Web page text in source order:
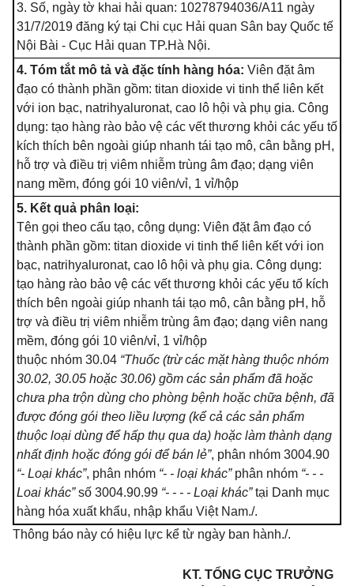
3. Số, ngày tờ khai hải quan: 10278794036/A11 ngày
31/7/2019 đăng ký tại Chi cục Hải quan Sân bay Quốc tế
Nội Bài - Cục Hải quan TP.Hà Nội.
4. Tóm tắt mô tả và đặc tính hàng hóa: Viên đặt âm
đạo có thành phần gồm: titan dioxide vi tinh thể liên kết
với ion bạc, natrihyaluronat, cao lô hội và phụ gia. Công
dụng: tạo hàng rào bảo vệ các vết thương khỏi các yếu tố
kích thích bên ngoài giúp nhanh tái tạo mô, cân bằng pH,
hỗ trợ và điều trị viêm nhiễm trùng âm đạo; dạng viên
nang mềm, đóng gói 10 viên/vỉ, 1 vỉ/hộp
5. Kết quả phân loại:
Tên gọi theo cấu tạo, công dụng: Viên đặt âm đạo có
thành phần gồm: titan dioxide vi tinh thể liên kết với ion
bạc, natrihyaluronat, cao lô hội và phụ gia. Công dụng:
tạo hàng rào bảo vệ các vết thương khỏi các yếu tố kích
thích bên ngoài giúp nhanh tái tạo mô, cân bằng pH, hỗ
trợ và điều trị viêm nhiễm trùng âm đạo; dạng viên nang
mềm, đóng gói 10 viên/vỉ, 1 vỉ/hộp
thuộc nhóm 30.04 “Thuốc (trừ các mặt hàng thuộc nhóm
30.02, 30.05 hoặc 30.06) gồm các sản phẩm đã hoặc
chưa pha trộn dùng cho phòng bệnh hoặc chữa bệnh, đã
được đóng gói theo liều lượng (kể cả các sản phẩm
thuộc loại dùng để hấp thụ qua da) hoặc làm thành dạng
nhất định hoặc đóng gói để bán lẻ”, phân nhóm 3004.90
“- Loại khác”, phân nhóm “- - loại khác” phân nhóm “- - -
Loai khác”số 3004.90.99 “- - - - Loại khác”tại Danh mục
hàng hóa xuất khẩu, nhập khẩu Việt Nam./.
Thông báo này có hiệu lực kể từ ngày ban hành./.
KT. TỔNG CỤC TRƯỞNG